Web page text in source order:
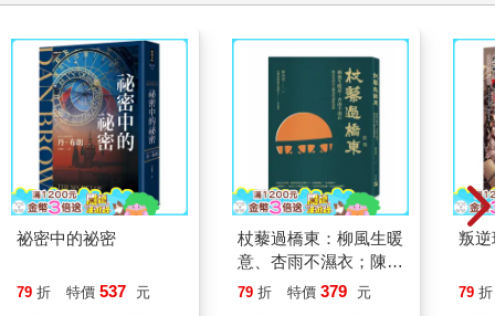
正如讀者所知，這些連鎖反應導致參議院的移民相關政策受到矚
目，喊出「日本人優先」口號的日本參政黨成為輿論風暴的中
心。人們開始注意到，日本是否也正在重演世界各國極右翼政治
崛起，迎向諸如「讓美國再度偉大」（MAGA）、英國改革黨
（Reform UK）、法國國家陣線（RN）以及德國另類選擇黨
（AfD）的時刻。最近，明確表示「反移民」且呼籲《間諜防止
法》立法的高市早苗當選自民黨黨魁。而目前，本書內文提及、
被稱為『門票錢』的「經營、管理簽證」，其資金門檻也已從五
百萬日圓提高到三千萬日圓。另一方面，地方政府也開始著手於
限制豪華超高樓大廈的投資。
十萬人大關，預測在二○二六年有機會超越一百萬人。日本社會對
祕密中的祕密
79 折 特價 537 元
杖藜過橋東：柳風生暖
意、杏雨不濕衣；陳亮
恭談以心轉境的適齡漫
79 折 特價 379 元
叛逆
79 折